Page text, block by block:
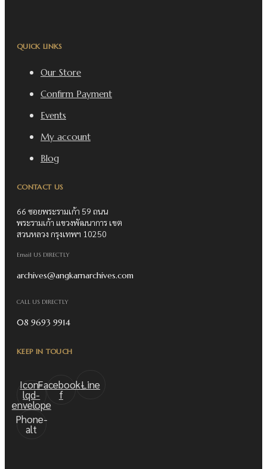
QUICK LINKS
Our Store
Confirm Payment
Events
My account
Blog
CONTACT US
66 ซอยพระรามเก้า 59 ถนน
พระรามเก้า แขวงพัฒนาการ เขต
สวนหลวง กรุงเทพฯ 10250
Email US DIRECTLY
archives@angkarnarchives.com
CALL US DIRECTLY
08 9693 9914
KEEP IN TOUCH
Icon-
lqd-
envelope
Facebook-
f
Line
Phone-
alt